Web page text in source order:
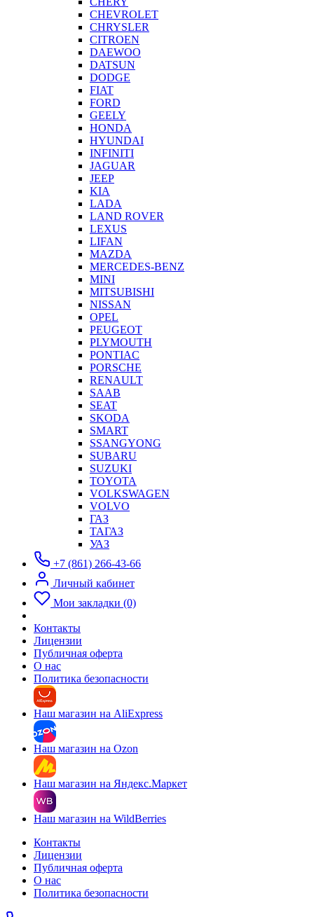
CHEVROLET
CHRYSLER
CITROEN
DAEWOO
DATSUN
DODGE
FIAT
FORD
GEELY
HONDA
HYUNDAI
INFINITI
JAGUAR
JEEP
KIA
LADA
LAND ROVER
LEXUS
LIFAN
MAZDA
MERCEDES-BENZ
MINI
MITSUBISHI
NISSAN
OPEL
PEUGEOT
PLYMOUTH
PONTIAC
PORSCHE
RENAULT
SAAB
SEAT
SKODA
SMART
SSANGYONG
SUBARU
SUZUKI
TOYOTA
VOLKSWAGEN
VOLVO
ГАЗ
ТАГАЗ
УАЗ
+7 (861) 266-43-66
Личный кабинет
Мои закладки (0)
Контакты
Лицензии
Публичная оферта
О нас
Политика безопасности
Наш магазин на AliExpress
Наш магазин на Ozon
Наш магазин на Яндекс.Маркет
Наш магазин на WildBerries
Контакты
Лицензии
Публичная оферта
О нас
Политика безопасности